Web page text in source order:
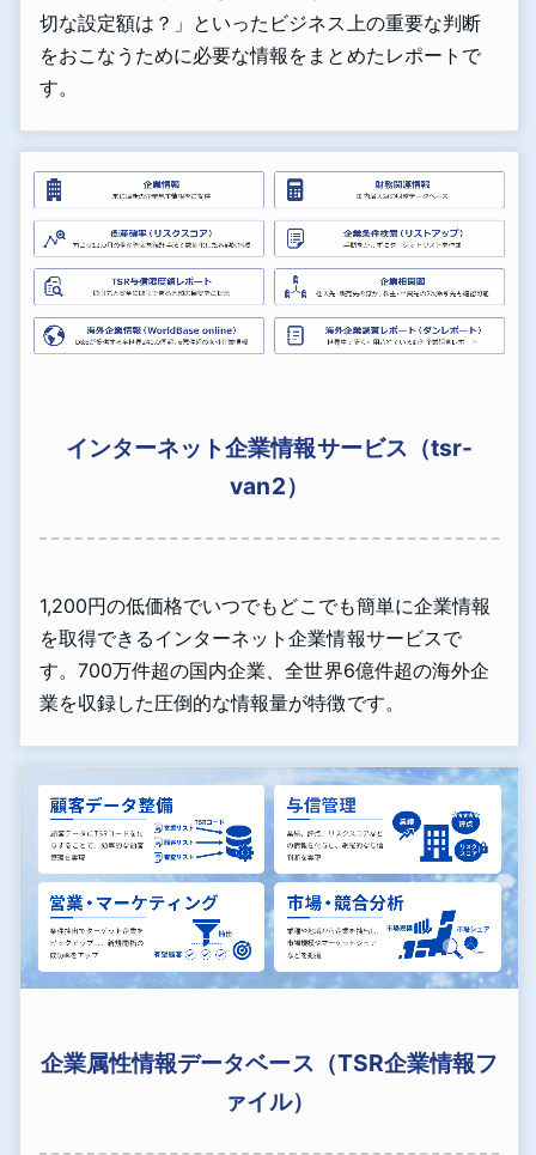
切な設定額は？」といったビジネス上の重要な判断
をおこなうために必要な情報をまとめたレポートで
す。
インターネット企業情報サービス（tsr-
van2）
1,200円の低価格でいつでもどこでも簡単に企業情報
を取得できるインターネット企業情報サービスで
す。700万件超の国内企業、全世界6億件超の海外企
業を収録した圧倒的な情報量が特徴です。
企業属性情報データベース（TSR企業情報フ
ァイル）